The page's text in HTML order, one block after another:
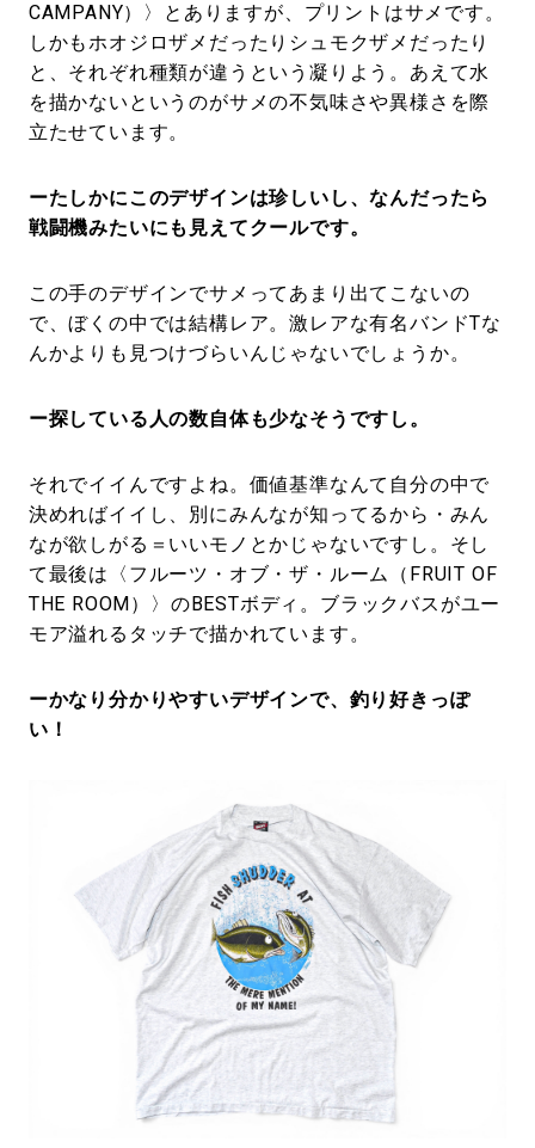
CAMPANY）〉とありますが、プリントはサメです。
しかもホオジロザメだったりシュモクザメだったり
と、それぞれ種類が違うという凝りよう。あえて水
を描かないというのがサメの不気味さや異様さを際
立たせています。
ーたしかにこのデザインは珍しいし、なんだったら
戦闘機みたいにも見えてクールです。
この手のデザインでサメってあまり出てこないの
で、ぼくの中では結構レア。激レアな有名バンドTな
んかよりも見つけづらいんじゃないでしょうか。
ー探している人の数自体も少なそうですし。
それでイイんですよね。価値基準なんて自分の中で
決めればイイし、別にみんなが知ってるから・みん
なが欲しがる＝いいモノとかじゃないですし。そし
て最後は〈フルーツ・オブ・ザ・ルーム（FRUIT OF
THE ROOM）〉のBESTボディ。ブラックバスがユー
モア溢れるタッチで描かれています。
ーかなり分かりやすいデザインで、釣り好きっぽ
い！